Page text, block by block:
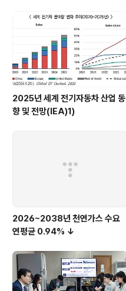
2025년 세계 전기자동차 산업 동
향 및 전망(IEA)1)
2026~2038년 천연가스 수요
연평균 0.94% ↓